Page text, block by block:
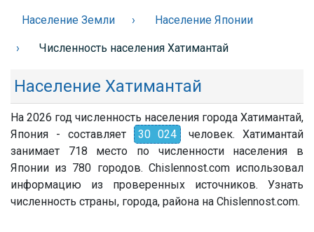
Население Земли Население Японии
Численность населения Хатимантай
Население Хатимантай
На 2026 год численность населения города Хатимантай,
Япония - составляет
30 024
человек. Хатимантай
занимает 718 место по численности населения в
Японии из 780 городов. Chislennost.com использовал
информацию из проверенных источников. Узнать
численность страны, города, района на Chislennost.com.